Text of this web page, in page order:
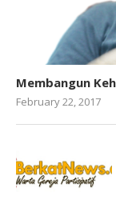
Membangun
February 22, 2017